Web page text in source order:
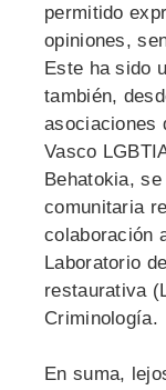
permitido
opiniones,
Este ha sido
también,
asociaciones
Vasco
Behatokia,
comunitaria
colaboración
Laboratorio
restaurativa
Criminología.
En suma,